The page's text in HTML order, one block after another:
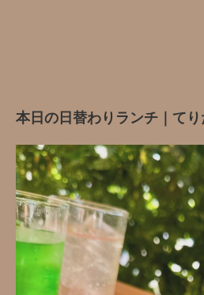
本日の日替わりランチ｜て